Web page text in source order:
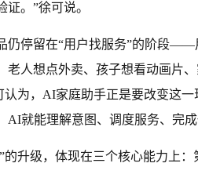
。”徐可说。
仍停留在“用户找服务”的阶段——
老人想点外卖、孩子想看动画片
为，AI家庭助手正是要改变这
AI就能理解意图、调度服务、完
的升级，体现在三个核心能力上